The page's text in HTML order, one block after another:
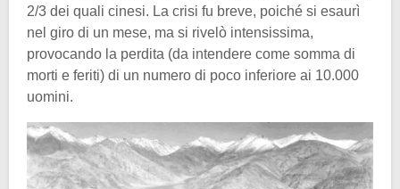
2/3 dei quali cinesi. La crisi fu breve, poiché si esaurì
nel giro di un mese, ma si rivelò intensissima,
provocando la perdita (da intendere come somma di
morti e feriti) di un numero di poco inferiore ai 10.000
uomini.